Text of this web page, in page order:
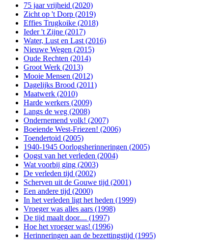
75 jaar vrijheid (2020)
Zicht op 't Dorp (2019)
Effies Trugkoike (2018)
Ieder 't Zijne (2017)
Water, Lust en Last (2016)
Nieuwe Wegen (2015)
Oude Rechten (2014)
Groot Werk (2013)
Mooie Mensen (2012)
Dagelijks Brood (2011)
Maatwerk (2010)
Harde werkers (2009)
Langs de weg (2008)
Ondernemend volk! (2007)
Boeiende West-Friezen! (2006)
Toendertoid (2005)
1940-1945 Oorlogsherinneringen (2005)
Oogst van het verleden (2004)
Wat voorbij ging (2003)
De verleden tijd (2002)
Scherven uit de Gouwe tijd (2001)
Een andere tijd (2000)
In het verleden ligt het heden (1999)
Vroeger was alles aars (1998)
De tijd maalt door.... (1997)
Hoe het vroeger was! (1996)
Herinneringen aan de bezettingstijd (1995)